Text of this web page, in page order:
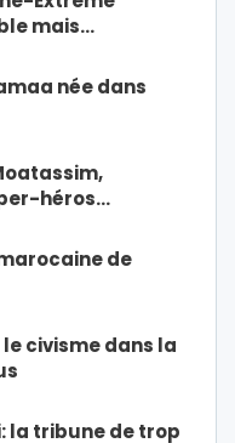
mais…
née dans
héros…
de
civisme dans la
la tribune de trop